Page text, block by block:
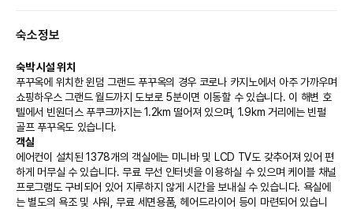
숙소정보
숙박 시설 위치
푸꾸옥에 위치한 윈덤 그랜드 푸꾸옥의 경우 코로나 카지노에서 아주 가까우며
쇼핑하우스 그랜드 월드까지 도보로 5분이면 이동할 수 있습니다. 이 해변 호
텔에서 빈원더스 푸쿠크까지는 1.2km 떨어져 있으며, 1.9km 거리에는 빈펄
골프 푸꾸옥도 있습니다.
객실
에어컨이 설치된 1378개의 객실에는 미니바 및 LCD TV도 갖추어져 있어 편
하게 머무실 수 있습니다. 무료 무선 인터넷을 이용하실 수 있으며 케이블 채널
프로그램도 구비되어 있어 지루하지 않게 시간을 보내실 수 있습니다. 욕실에
는 별도의 욕조 및 샤워, 무료 세면용품, 헤어드라이어 등이 마련되어 있습니